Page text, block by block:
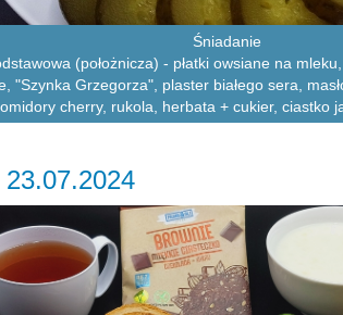
Śniadanie
(położnicza) - płatki owsiane na
"Szynka Grzegorza", plaster białego sera,
cherry, rukola, herbata + cukier, ciastko